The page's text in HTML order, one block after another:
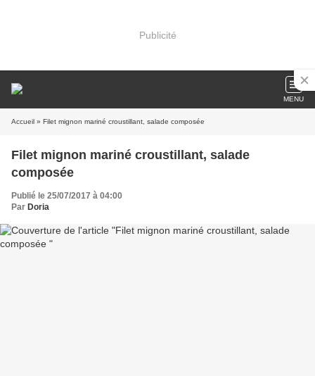
Publicité
MENU
Accueil » Filet mignon mariné croustillant, salade composée
Filet mignon mariné croustillant, salade
composée
Publié le 25/07/2017 à 04:00
Par Doria